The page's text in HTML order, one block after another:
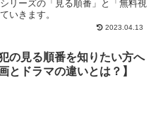
リーズの「見る順番」と「無料視
いきます。
2023.04.13
の見る順番を知りたい方へ
とドラマの違いとは？】